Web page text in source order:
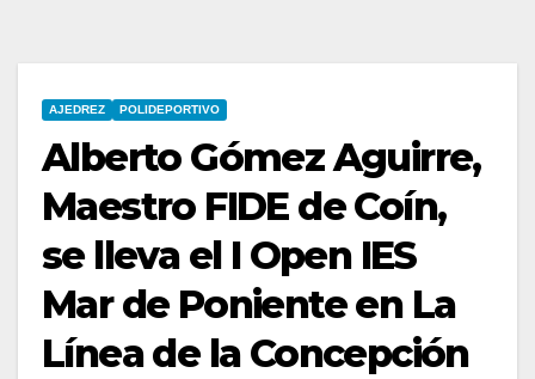
AJEDREZ POLIDEPORTIVO
Alberto Gómez Aguirre,
Maestro FIDE de Coín,
se lleva el I Open IES
Mar de Poniente en La
Línea de la Concepción